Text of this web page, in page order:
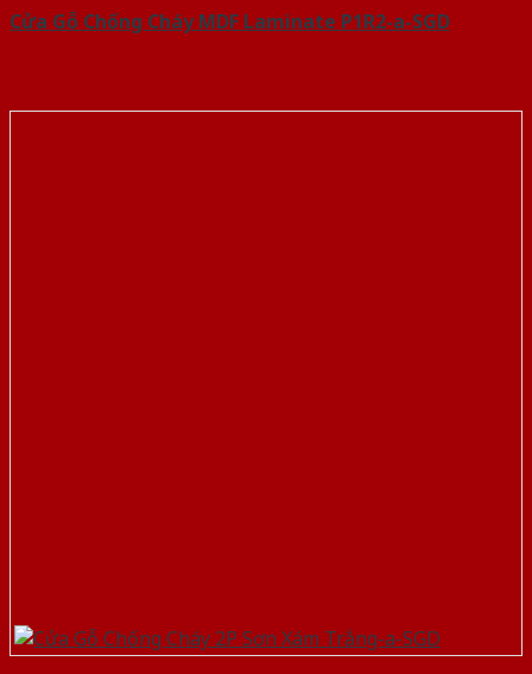
Cửa Gỗ Chống Cháy MDF Laminate P1R2-a-SGD